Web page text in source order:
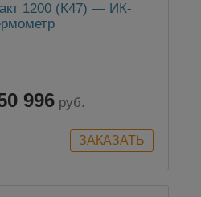
1200 (К47) — ИК-
996 руб.